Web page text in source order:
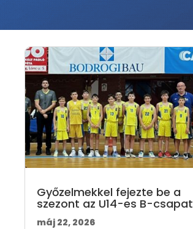
Győzelmekkel fejezte be a
szezont az U14-es B-csapat
máj 22, 2026